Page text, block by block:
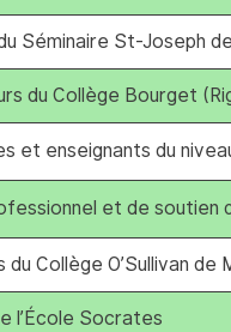
Séminaire St-Joseph
du Collège Bourget
et enseignants du
et de soutien
Collège O’Sullivan de
l’École Socrates